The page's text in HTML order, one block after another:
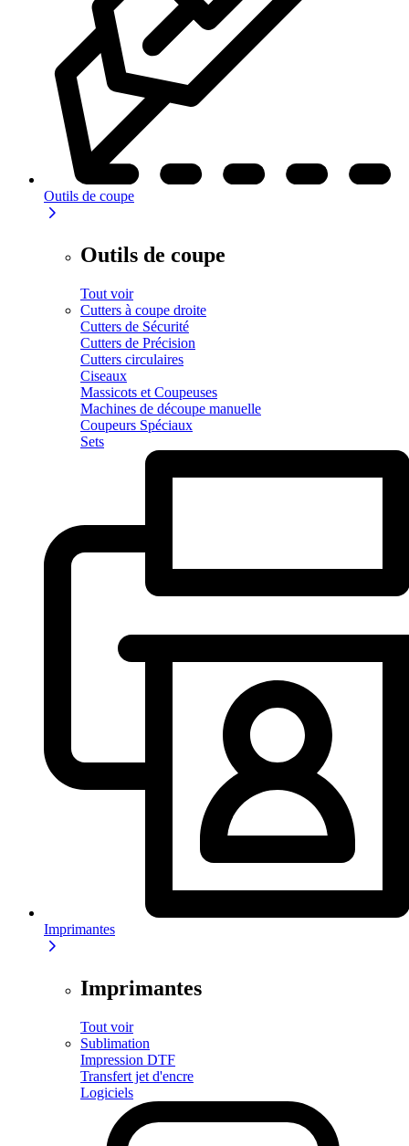
Outils de coupe
Outils de coupe
Tout voir
Cutters à coupe droite
Cutters de Sécurité
Cutters de Précision
Cutters circulaires
Ciseaux
Massicots et Coupeuses
Machines de découpe manuelle
Coupeurs Spéciaux
Sets
Imprimantes
Imprimantes
Tout voir
Sublimation
Impression DTF
Transfert jet d'encre
Logiciels